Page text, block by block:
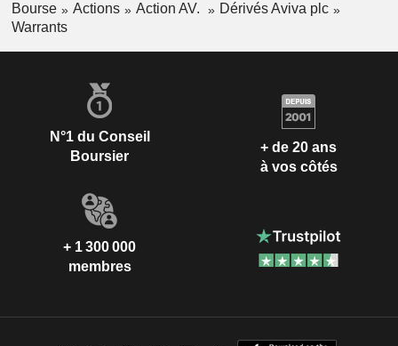
Bourse Actions Action AV.
Dérivés Aviva plc
Warrants
N°1 du Conseil
Boursier
+ de 20 ans
à vos côtés
+ 1 300 000
membres